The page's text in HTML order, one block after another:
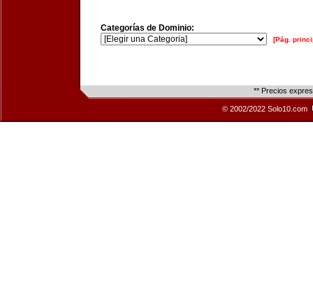
Categorías de Dominio:
[Pág.
** Precios
© 2002/2022 Solo10.com